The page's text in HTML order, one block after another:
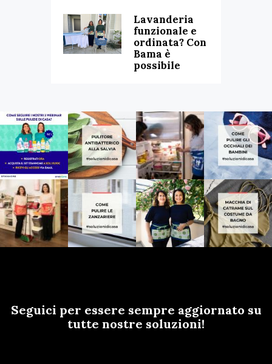
Lavanderia
funzionale e
ordinata? Con
Bama è
possibile
Seguici per essere sempre aggiornato su
tutte nostre soluzioni!